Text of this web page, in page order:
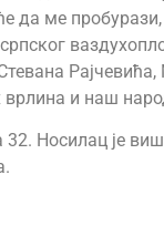
да ме
врлина и наш
Носилац је